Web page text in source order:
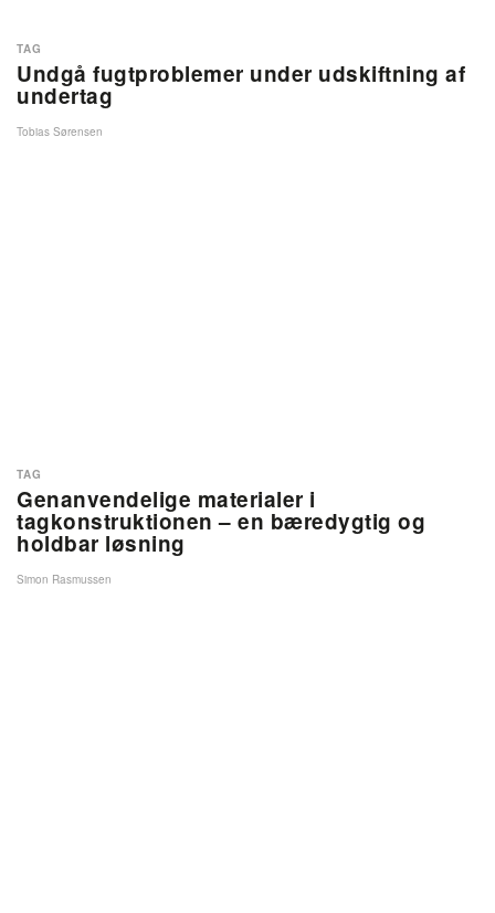
Undgå fugtproblemer under udskiftning af
undertag
TAG
Tobias Sørensen
Genanvendelige materialer i
tagkonstruktionen – en bæredygtig og
holdbar løsning
TAG
Simon Rasmussen